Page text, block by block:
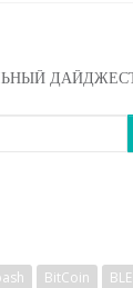
BitCoin BLE